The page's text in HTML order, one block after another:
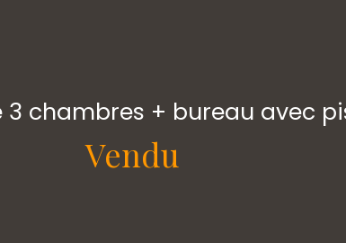
3 chambres + bureau avec
Vendu